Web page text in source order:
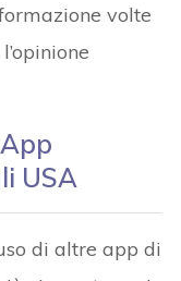
volte
USA
di altre app di